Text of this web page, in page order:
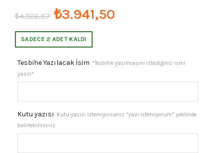
₺4.926,87 Orijinal
fiyat:
₺4.926,87.
₺3.941,50
fiyat:
₺3.941,50.
SADECE 2 ADET KALDI
Tesbihe Yazılacak İsim *Tesbih'e yazılmasını istediğiniz ismi
yazın*
Kutu yazısı
Kutu yazısı istemiyorsanız *yazı istemiyorum* şeklinde
belirtebilirsiniz.